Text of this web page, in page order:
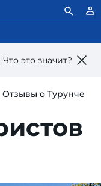
Что это значит?
Отзывы о Турунче